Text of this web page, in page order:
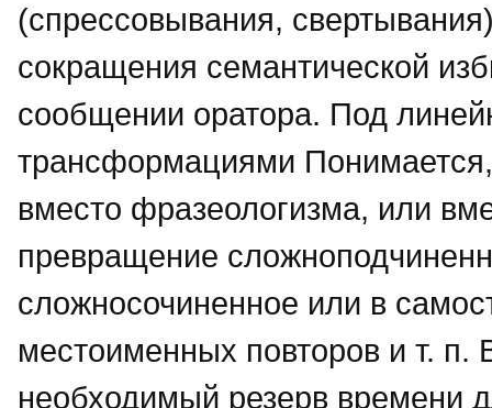
(спрессовывания,
сокращения семантической
сообщении оратора. Под
трансформациями
вместо фразеологизма, или
превращение
сложносочиненное или в
местоименных повторов и т. п.
необходимый резерв времени